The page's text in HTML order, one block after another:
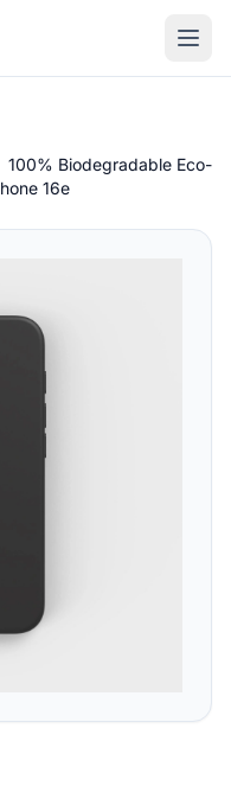
100% Biodegradable Eco-
16e